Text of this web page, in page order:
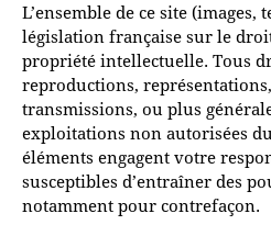
L’ensemble de ce site (images,
législation française sur le
propriété intellectuelle. Tous
reproductions,
transmissions, ou plus
exploitations non autorisées
éléments engagent votre
susceptibles d’entraîner des
notamment pour contrefaçon.